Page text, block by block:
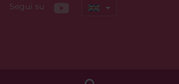
Segui su